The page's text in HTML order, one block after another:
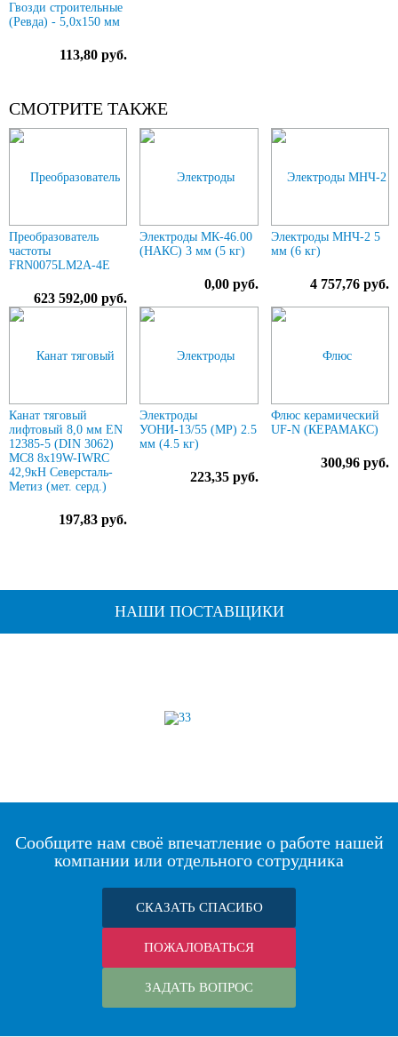
Гвозди строительные
(Ревда) - 5,0х150 мм
113,80 руб.
СМОТРИТЕ ТАКЖЕ
Преобразователь
частоты
FRN0075LM2A-4E
623 592,00 руб.
Электроды МК-46.00
(НАКС) 3 мм (5 кг)
0,00 руб.
Электроды МНЧ-2 5
мм (6 кг)
4 757,76 руб.
Канат тяговый
лифтовый 8,0 мм EN
12385-5 (DIN 3062)
МС8 8х19W-IWRC
42,9кН Северсталь-
Метиз (мет. серд.)
197,83 руб.
Электроды
УОНИ-13/55 (МР) 2.5
мм (4.5 кг)
223,35 руб.
Флюс керамический
UF-N (КЕРАМАКС)
300,96 руб.
НАШИ ПОСТАВЩИКИ
Сообщите нам своё впечатление о работе нашей
компании или отдельного сотрудника
СКАЗАТЬ СПАСИБО
ПОЖАЛОВАТЬСЯ
ЗАДАТЬ ВОПРОС